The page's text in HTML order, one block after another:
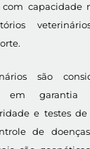
capacidade
são
em garantia
e testes
de